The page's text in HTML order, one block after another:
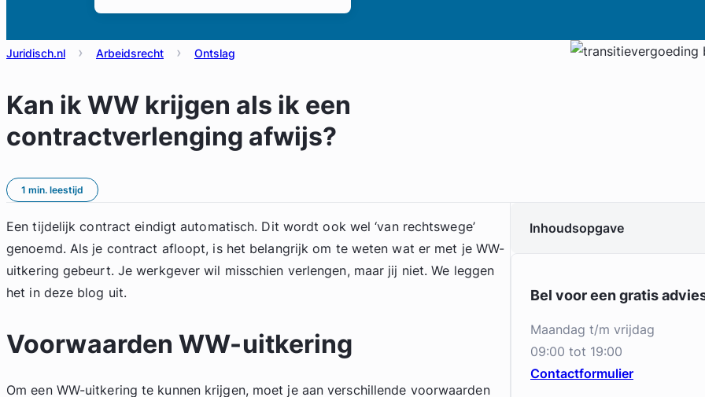
Juridisch.nl Arbeidsrecht Ontslag
Kan ik WW krijgen als ik een
contractverlenging afwijs?
1 min. leestijd
Een tijdelijk contract eindigt automatisch. Dit wordt ook wel ‘van rechtswege’
genoemd. Als je contract afloopt, is het belangrijk om te weten wat er met je WW-
uitkering gebeurt. Je werkgever wil misschien verlengen, maar jij niet. We leggen
het in deze blog uit.
Voorwaarden WW-uitkering
Om een WW-uitkering te kunnen krijgen, moet je aan verschillende voorwaarden
Inhoudsopgave
Bel voor een gratis
maandag t/m vrijdag
09:00 tot 19:00
Contactformulier